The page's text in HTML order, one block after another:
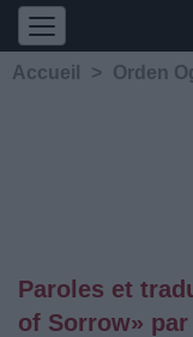
Accueil > Orden
Paroles et
of Sorrow»